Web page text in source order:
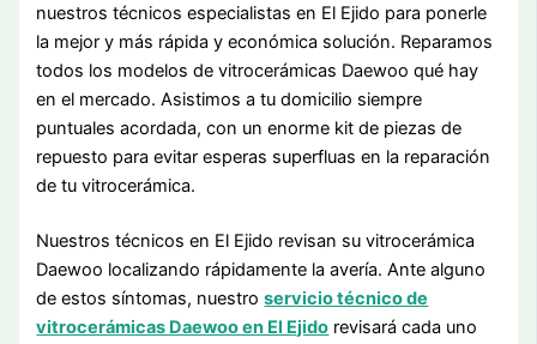
nuestros técnicos especialistas en El Ejido para ponerle
la mejor y más rápida y económica solución. Reparamos
todos los modelos de vitrocerámicas Daewoo qué hay
en el mercado. Asistimos a tu domicilio siempre
puntuales acordada, con un enorme kit de piezas de
repuesto para evitar esperas superfluas en la reparación
de tu vitrocerámica.
Nuestros técnicos en El Ejido revisan su vitrocerámica
Daewoo localizando rápidamente la avería. Ante alguno
de estos síntomas, nuestroservicio técnico de
vitrocerámicas Daewoo en El Ejido revisará cada uno